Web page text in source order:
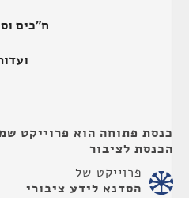
ח"כים
כנסת פתוחה הוא פרוייקט
הכנסת לציבור
פרוייקט של
הסדנא לידע ציבורי